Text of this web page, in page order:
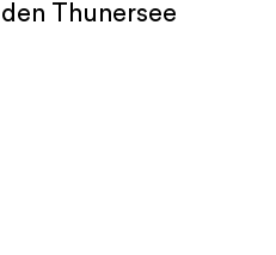
Thunersee